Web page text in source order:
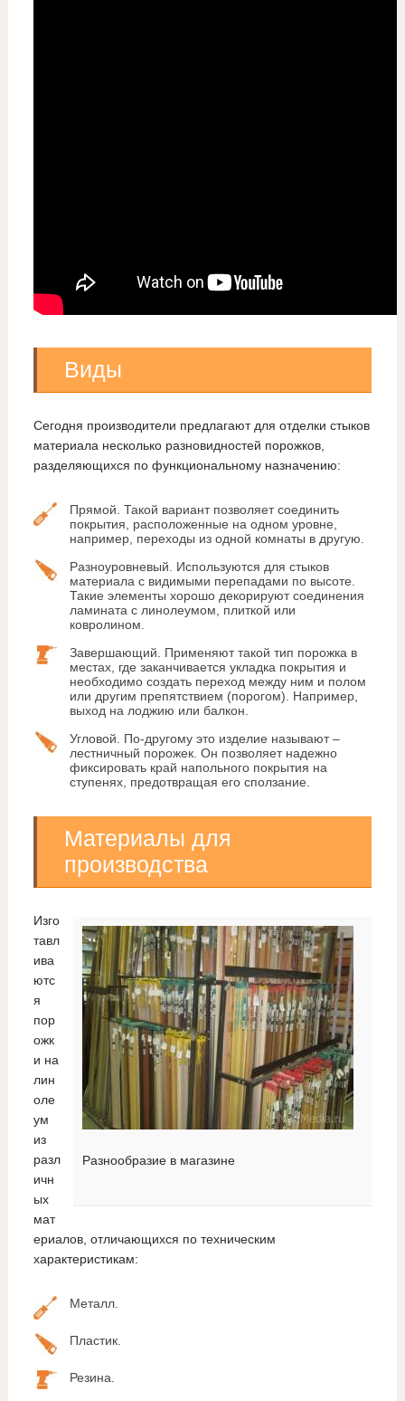
Виды
Сегодня производители предлагают для отделки стыков
материала несколько разновидностей порожков,
разделяющихся по функциональному назначению:
Прямой. Такой вариант позволяет соединить
покрытия, расположенные на одном уровне,
например, переходы из одной комнаты в другую.
Разноуровневый. Используются для стыков
материала с видимыми перепадами по высоте.
Такие элементы хорошо декорируют соединения
ламината с линолеумом, плиткой или
ковролином.
Завершающий. Применяют такой тип порожка в
местах, где заканчивается укладка покрытия и
необходимо создать переход между ним и полом
или другим препятствием (порогом). Например,
выход на лоджию или балкон.
Угловой. По-другому это изделие называют –
лестничный порожек. Он позволяет надежно
фиксировать край напольного покрытия на
ступенях, предотвращая его сползание.
Материалы для
производства
Разнообразие в магазине
Изго
тавл
ива
ютс
я
пор
ожк
и на
лин
оле
ум
из
разл
ичн
ых
мат
ериалов, отличающихся по техническим
характеристикам:
Металл.
Пластик.
Резина.